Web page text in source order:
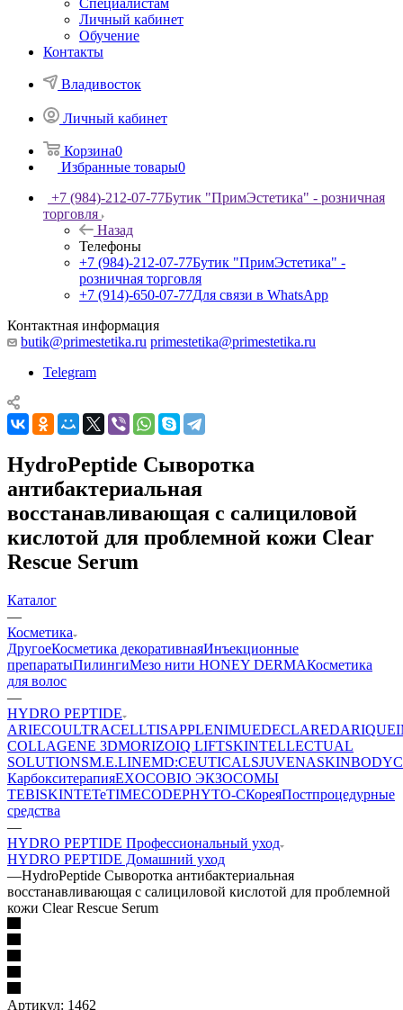
Специалистам
Личный кабинет
Обучение
Контакты
Владивосток
Личный кабинет
Корзина0
Избранные товары0
+7 (984)-212-07-77Бутик "ПримЭстетика" - розничная
торговля
Назад
Телефоны
+7 (984)-212-07-77Бутик "ПримЭстетика" -
розничная торговля
+7 (914)-650-07-77Для связи в WhatsApp
Контактная информация
butik@primestetika.ru primestetika@primestetika.ru
Telegram
HydroPeptide Сыворотка
антибактериальная
восстанавливающая с салициловой
кислотой для проблемной кожи Clear
Rescue Serum
Каталог
—
Косметика
ДругоеКосметика декоративнаяИнъекционные
препаратыПилингиМезо нити HONEY DERMAКосметика
для волос
—
HYDRO PEPTIDE
ARIECOULTRACELLTISAPPLENIMUEDECLAREDARIQUE
COLLAGENE 3DMORIZOIQ LIFTSKINTELLECTUAL
SOLUTIONSM.E.LINEMD:CEUTICALSJUVENASKINBODY
КарбокситерапияEXOCOBIO ЭКЗОСОМЫ
TEBISKINTETeTIMECODEPHYTO-CКореяПостпроцедурные
средства
—
HYDRO PEPTIDE Профессиональный уход
HYDRO PEPTIDE Домашний уход
—HydroPeptide Сыворотка антибактериальная
восстанавливающая с салициловой кислотой для проблемной
кожи Clear Rescue Serum
Артикул: 1462